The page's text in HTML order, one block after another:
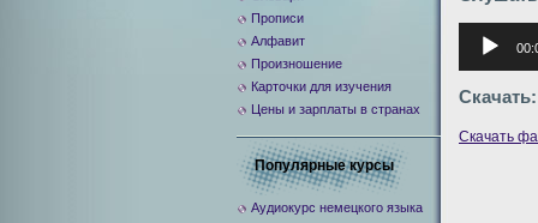
Аудиоплеер
Скачать:
Скачать
Прописи
Алфавит
Произношение
Карточки для изучения
Цены и зарплаты в странах
Популярные курсы
Аудиокурс немецкого языка